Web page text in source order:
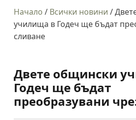
Начало / Всички новини /
училища в Годеч ще бъдат
сливане
Двете общински
Годеч ще бъдат
преобразувани